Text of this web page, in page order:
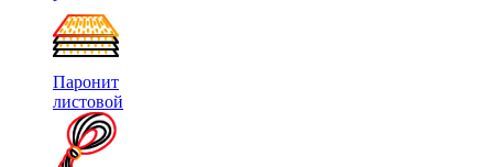
Паронит
листовой